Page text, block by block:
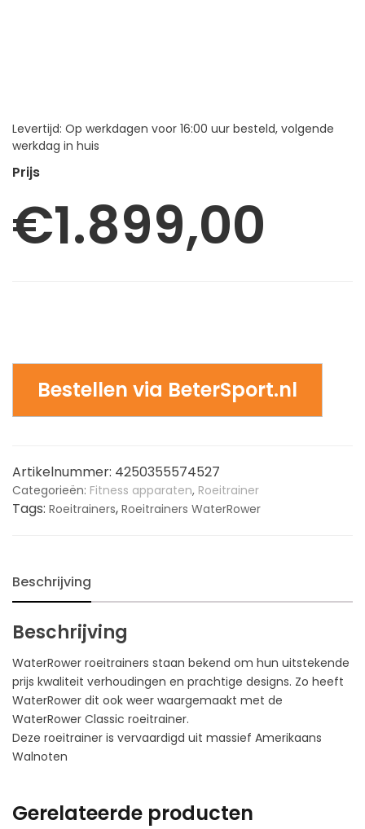
Levertijd: Op werkdagen voor 16:00 uur besteld, volgende
werkdag in huis
€1.899,00
Bestellen via BeterSport.nl
Artikelnummer: 4250355574527
Categorieën: Fitness apparaten, Roeitrainer
Tags: Roeitrainers, Roeitrainers WaterRower
Beschrijving
Beschrijving
WaterRower roeitrainers staan bekend om hun uitstekende
prijs kwaliteit verhoudingen en prachtige designs. Zo heeft
WaterRower dit ook weer waargemaakt met de
WaterRower Classic roeitrainer.
Deze roeitrainer is vervaardigd uit massief Amerikaans
Walnoten
Gerelateerde producten